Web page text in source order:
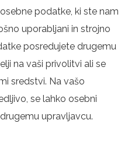
podatke, ki ste nam
uporabljani in strojno
posredujete drugemu
na vaši privolitvi ali se
sredstvi. Na vašo
se lahko osebni
upravljavcu.